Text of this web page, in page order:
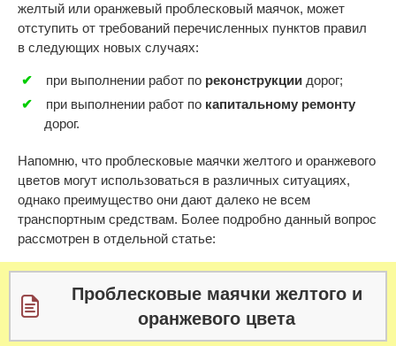
желтый или оранжевый проблесковый маячок, может
отступить от требований перечисленных пунктов правил
в следующих новых случаях:
при выполнении работ по реконструкции дорог;
при выполнении работ по капитальному ремонту
дорог.
Напомню, что проблесковые маячки желтого и оранжевого
цветов могут использоваться в различных ситуациях,
однако преимущество они дают далеко не всем
транспортным средствам. Более подробно данный вопрос
рассмотрен в отдельной статье:
Проблесковые маячки желтого и
оранжевого цвета